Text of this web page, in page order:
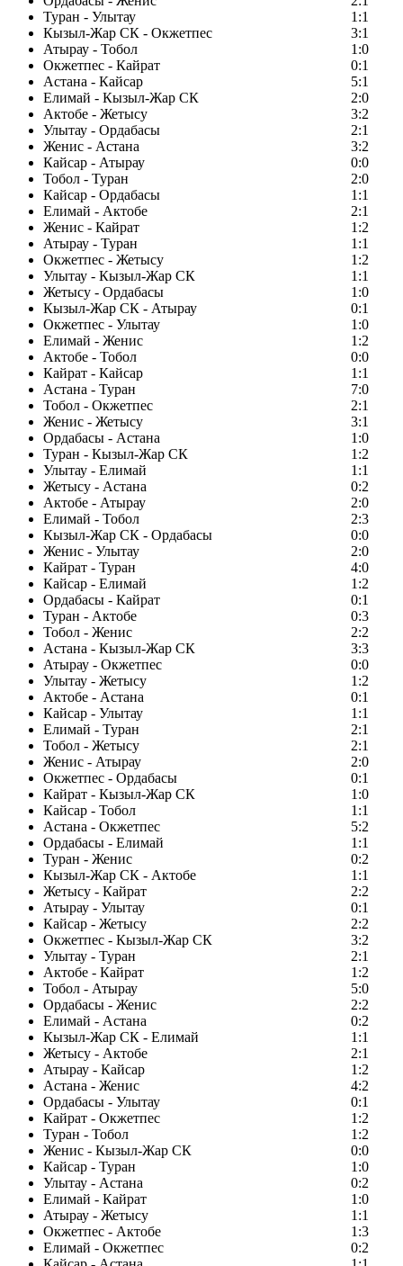
Туран - Улытау
1:1
Кызыл-Жар СК - Окжетпес
3:1
Атырау - Тобол
1:0
Окжетпес - Кайрат
0:1
Астана - Кайсар
5:1
Елимай - Кызыл-Жар СК
2:0
Актобе - Жетысу
3:2
Улытау - Ордабасы
2:1
Женис - Астана
3:2
Кайсар - Атырау
0:0
Тобол - Туран
2:0
Кайсар - Ордабасы
1:1
Елимай - Актобе
2:1
Женис - Кайрат
1:2
Атырау - Туран
1:1
Окжетпес - Жетысу
1:2
Улытау - Кызыл-Жар СК
1:1
Жетысу - Ордабасы
1:0
Кызыл-Жар СК - Атырау
0:1
Окжетпес - Улытау
1:0
Елимай - Женис
1:2
Актобе - Тобол
0:0
Кайрат - Кайсар
1:1
Астана - Туран
7:0
Тобол - Окжетпес
2:1
Женис - Жетысу
3:1
Ордабасы - Астана
1:0
Туран - Кызыл-Жар СК
1:2
Улытау - Елимай
1:1
Жетысу - Астана
0:2
Актобе - Атырау
2:0
Елимай - Тобол
2:3
Кызыл-Жар СК - Ордабасы
0:0
Женис - Улытау
2:0
Кайрат - Туран
4:0
Кайсар - Елимай
1:2
Ордабасы - Кайрат
0:1
Туран - Актобе
0:3
Тобол - Женис
2:2
Астана - Кызыл-Жар СК
3:3
Атырау - Окжетпес
0:0
Улытау - Жетысу
1:2
Актобе - Астана
0:1
Кайсар - Улытау
1:1
Елимай - Туран
2:1
Тобол - Жетысу
2:1
Женис - Атырау
2:0
Окжетпес - Ордабасы
0:1
Кайрат - Кызыл-Жар СК
1:0
Кайсар - Тобол
1:1
Астана - Окжетпес
5:2
Ордабасы - Елимай
1:1
Туран - Женис
0:2
Кызыл-Жар СК - Актобе
1:1
Жетысу - Кайрат
2:2
Атырау - Улытау
0:1
Кайсар - Жетысу
2:2
Окжетпес - Кызыл-Жар СК
3:2
Улытау - Туран
2:1
Актобе - Кайрат
1:2
Тобол - Атырау
5:0
Ордабасы - Женис
2:2
Елимай - Астана
0:2
Кызыл-Жар СК - Елимай
1:1
Жетысу - Актобе
2:1
Атырау - Кайсар
1:2
Астана - Женис
4:2
Ордабасы - Улытау
0:1
Кайрат - Окжетпес
1:2
Туран - Тобол
1:2
Женис - Кызыл-Жар СК
0:0
Кайсар - Туран
1:0
Улытау - Астана
0:2
Елимай - Кайрат
1:0
Атырау - Жетысу
1:1
Окжетпес - Актобе
1:3
Елимай - Окжетпес
0:2